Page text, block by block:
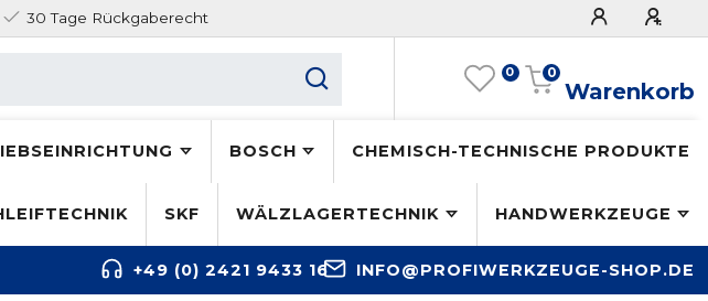
30 Tage Rückgaberecht
0
Warenkorb
0
BOSCH CHEMISCH-TECHNISCHE PRODUKTE
SKF WÄLZLAGERTECHNIK HANDWERKZEUGE
+49 (0) 2421 9433 16 INFO@PROFIWERKZEUGE-SHOP.DE